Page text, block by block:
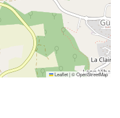
Leaflet|©OpenStreetMap